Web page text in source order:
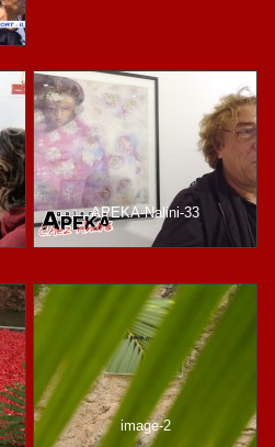
APEKA-Nalini-33
image-2